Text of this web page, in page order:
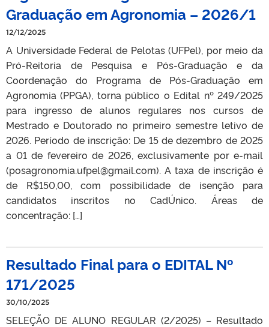
Graduação em Agronomia – 2026/1
12/12/2025
A Universidade Federal de Pelotas (UFPel), por meio da
Pró-Reitoria de Pesquisa e Pós-Graduação e da
Coordenação do Programa de Pós-Graduação em
Agronomia (PPGA), torna público o Edital nº 249/2025
para ingresso de alunos regulares nos cursos de
Mestrado e Doutorado no primeiro semestre letivo de
2026. Período de inscrição: De 15 de dezembro de 2025
a 01 de fevereiro de 2026, exclusivamente por e-mail
(posagronomia.ufpel@gmail.com). A taxa de inscrição é
de R$150,00, com possibilidade de isenção para
candidatos inscritos no CadÚnico. Áreas de
concentração: […]
Resultado Final para o EDITAL Nº
171/2025
30/10/2025
SELEÇÃO DE ALUNO REGULAR (2/2025) – Resultado